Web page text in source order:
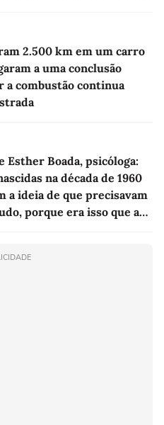
2.500 km em um carro
a uma conclusão
combustão continua
Esther Boada, psicóloga:
na década de 1960
a ideia de que precisavam
porque era isso que a